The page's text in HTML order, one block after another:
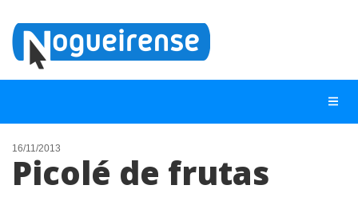
NOTÍCIAS
16/11/2013
Picolé de frutas